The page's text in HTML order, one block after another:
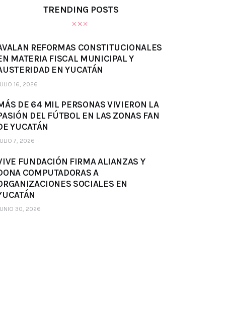
TRENDING POSTS
REFORMAS CONSTITUCIONALES
MATERIA FISCAL MUNICIPAL Y
EN YUCATÁN
16, 2026
DE 64 MIL PERSONAS VIVIERON LA
DEL FÚTBOL EN LAS ZONAS FAN
YUCATÁN
7, 2026
FUNDACIÓN FIRMA ALIANZAS Y
COMPUTADORAS A
SOCIALES EN
30, 2026